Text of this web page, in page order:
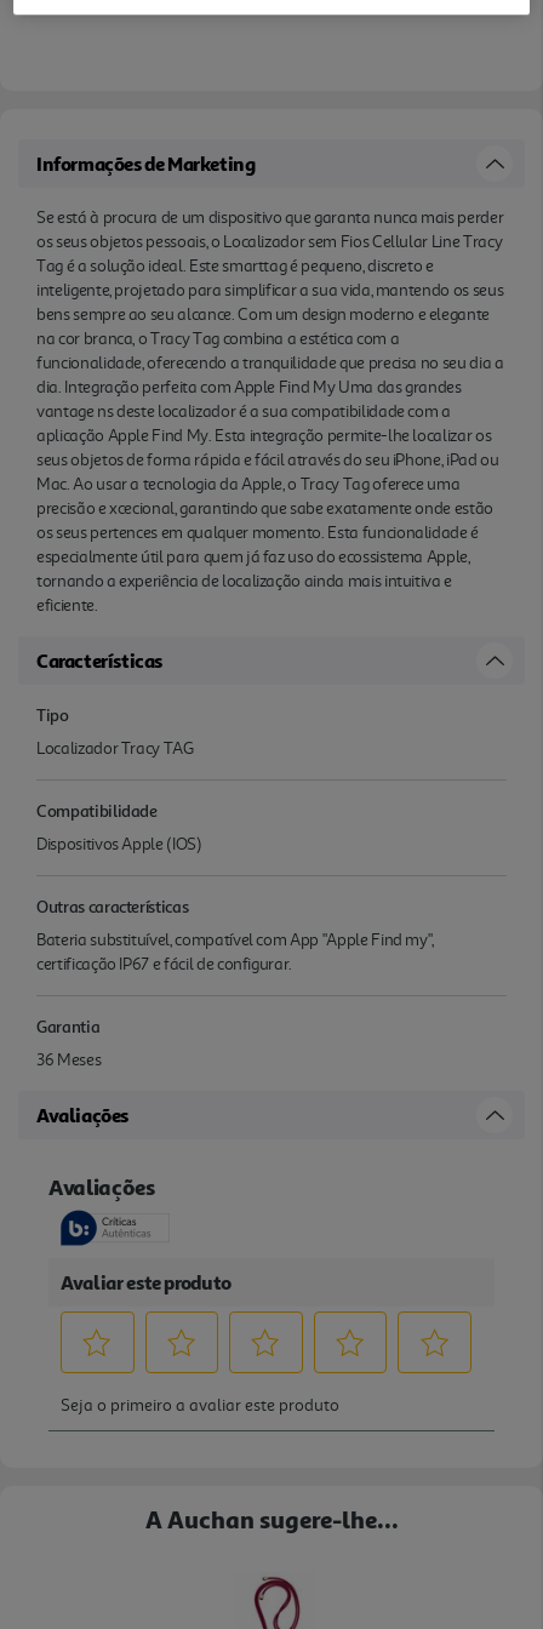
precisão e xcecional, garantindo que sabe
qualquer momento. Esta funcionalidade é
especialmente útil para quem já faz uso do
ecossistema Apple, tornando a experiência de
localização ainda mais intuitiva e eficiente.
Informações de Marketing
Se está à procura de um dispositivo que garanta nunca mais perder
os seus objetos pessoais, o Localizador sem Fios Cellular Line Tracy
Tag é a solução ideal. Este smarttag é pequeno, discreto e
inteligente, projetado para simplificar a sua vida, mantendo os seus
bens sempre ao seu alcance. Com um design moderno e elegante
na cor branca, o Tracy Tag combina a estética com a
funcionalidade, oferecendo a tranquilidade que precisa no seu dia a
dia. Integração perfeita com Apple Find My Uma das grandes
vantage ns deste localizador é a sua compatibilidade com a
aplicação Apple Find My. Esta integração permite-lhe localizar os
seus objetos de forma rápida e fácil através do seu iPhone, iPad ou
Mac. Ao usar a tecnologia da Apple, o Tracy Tag oferece uma
precisão e xcecional, garantindo que sabe exatamente onde estão
os seus pertences em qualquer momento. Esta funcionalidade é
especialmente útil para quem já faz uso do ecossistema Apple,
tornando a experiência de localização ainda mais intuitiva e
eficiente.
Características
Tipo
Localizador Tracy TAG
Compatibilidade
Dispositivos Apple (IOS)
Outras características
Bateria substituível, compatível com App "Apple Find my",
certificação IP67 e fácil de configurar.
Garantia
36 Meses
Avaliações
A Auchan sugere-lhe...